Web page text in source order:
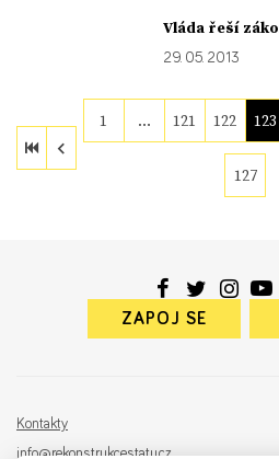
Vláda řeší
29. 05. 2013
1 … 121 122 123
127
ZAPOJ SE
Kontakty
info@rekonstrukcestatu.cz